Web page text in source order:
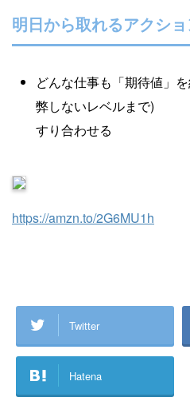
明日から取れるアクショ
どんな仕事も「期待値」
弊しないレベルまで)
すり合わせる
https://amzn.to/2G6MU1h
Twitter
Hatena